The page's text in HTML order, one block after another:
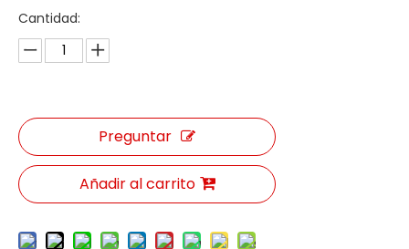
Cantidad:
Preguntar
Añadir al carrito